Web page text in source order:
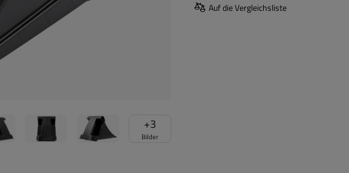
+3
Bilder
Auf die Vergleichsliste